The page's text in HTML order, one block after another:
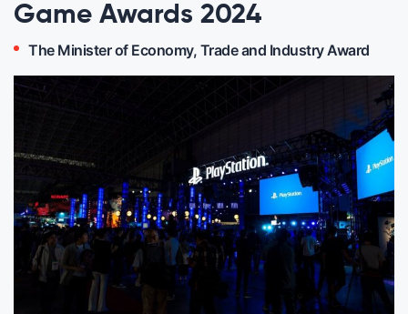
Game Awards 2024
The Minister of Economy, Trade and Industry Award